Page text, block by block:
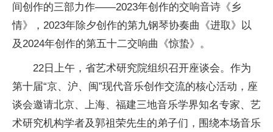
间创作的三部力作——2023年创作的交响音诗《乡
情》，2023年除夕创作的第九钢琴协奏曲《进取》以
及2024年创作的第五十二交响曲《惊蛰》。
22日上午，省艺术研究院组织召开座谈会。作为
第十届“京、沪、闽”现代音乐创作交流的核心活动，座
谈会邀请北京、上海、福建三地音乐学界知名专家、艺
术研究机构学者及郭祖荣先生的弟子们，围绕本场音乐